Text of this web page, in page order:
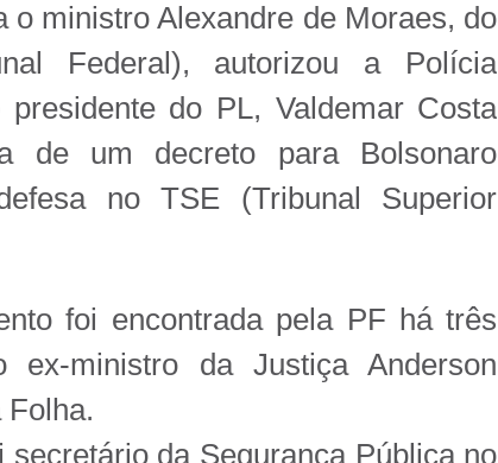
o ministro Alexandre de Moraes, do
Federal), autorizou a Polícia
do PL, Valdemar Costa
de um decreto para Bolsonaro
no TSE (Tribunal Superior
foi encontrada pela PF há três
ex-ministro da Justiça Anderson
Folha.
secretário da Segurança Pública no